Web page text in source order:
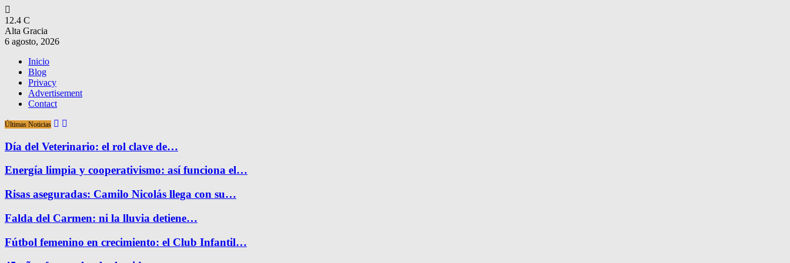
12.4 C
Alta Gracia
6 agosto, 2026
Inicio
Blog
Privacy
Advertisement
Contact
Últimas Noticias
Día del Veterinario: el rol clave de…
Energía limpia y cooperativismo: así funciona el…
Risas aseguradas: Camilo Nicolás llega con su…
Falda del Carmen: ni la lluvia detiene…
Fútbol femenino en crecimiento: el Club Infantil…